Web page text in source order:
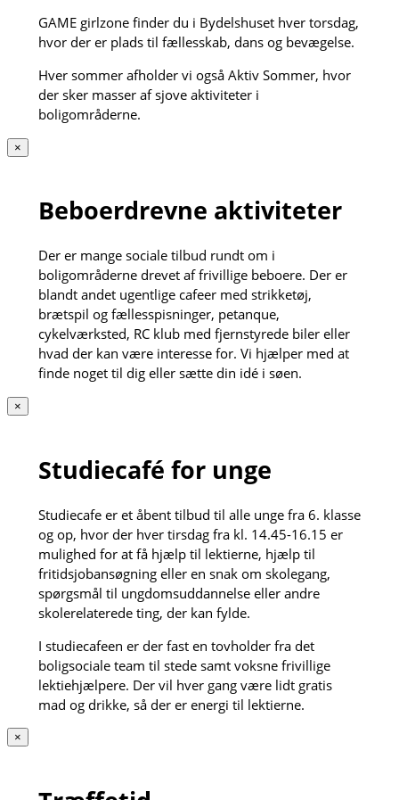
GAME girlzone finder du i Bydelshuset hver torsdag,
hvor der er plads til fællesskab, dans og bevægelse.
Hver sommer afholder vi også Aktiv Sommer, hvor
der sker masser af sjove aktiviteter i
boligområderne.
×
Beboerdrevne aktiviteter
Der er mange sociale tilbud rundt om i
boligområderne drevet af frivillige beboere. Der er
blandt andet ugentlige cafeer med strikketøj,
brætspil og fællesspisninger, petanque,
cykelværksted, RC klub med fjernstyrede biler eller
hvad der kan være interesse for. Vi hjælper med at
finde noget til dig eller sætte din idé i søen.
×
Studiecafé for unge
Studiecafe er et åbent tilbud til alle unge fra 6. klasse
og op, hvor der hver tirsdag fra kl. 14.45-16.15 er
mulighed for at få hjælp til lektierne, hjælp til
fritidsjobansøgning eller en snak om skolegang,
spørgsmål til ungdomsuddannelse eller andre
skolerelaterede ting, der kan fylde.
I studiecafeen er der fast en tovholder fra det
boligsociale team til stede samt voksne frivillige
lektiehjælpere. Der vil hver gang være lidt gratis
mad og drikke, så der er energi til lektierne.
×